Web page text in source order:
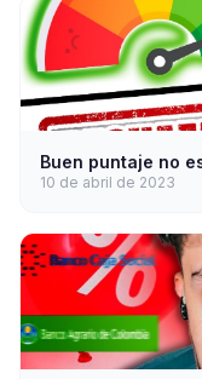
Buen puntaje no
10 de abril de 2023